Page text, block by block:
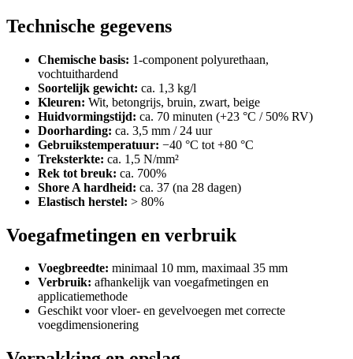
Technische gegevens
Chemische basis: 1-component polyurethaan,
vochtuithardend
Soortelijk gewicht: ca. 1,3 kg/l
Kleuren: Wit, betongrijs, bruin, zwart, beige
Huidvormingstijd: ca. 70 minuten (+23 °C / 50% RV)
Doorharding: ca. 3,5 mm / 24 uur
Gebruikstemperatuur: −40 °C tot +80 °C
Treksterkte: ca. 1,5 N/mm²
Rek tot breuk: ca. 700%
Shore A hardheid: ca. 37 (na 28 dagen)
Elastisch herstel: > 80%
Voegafmetingen en verbruik
Voegbreedte: minimaal 10 mm, maximaal 35 mm
Verbruik: afhankelijk van voegafmetingen en
applicatiemethode
Geschikt voor vloer- en gevelvoegen met correcte
voegdimensionering